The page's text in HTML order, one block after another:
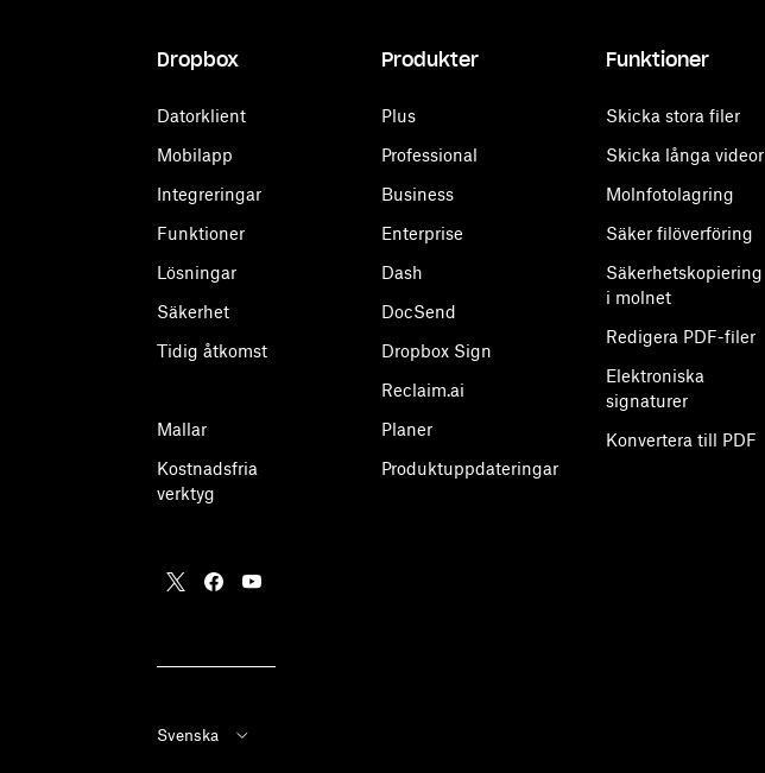
Dropbox
Datorklient
Mobilapp
Integreringar
Funktioner
Lösningar
Säkerhet
Tidig åtkomst
Mallar
Kostnadsfria
verktyg
Produkter
Plus
Professional
Business
Enterprise
Dash
DocSend
Dropbox Sign
Reclaim.ai
Planer
Produktuppdateringar
Funktioner
Skicka stora filer
Skicka långa videor
Molnfotolagring
Säker filöverföring
Säkerhetskopiering
i molnet
Redigera PDF-filer
Elektroniska
signaturer
Konvertera till PDF
Svenska